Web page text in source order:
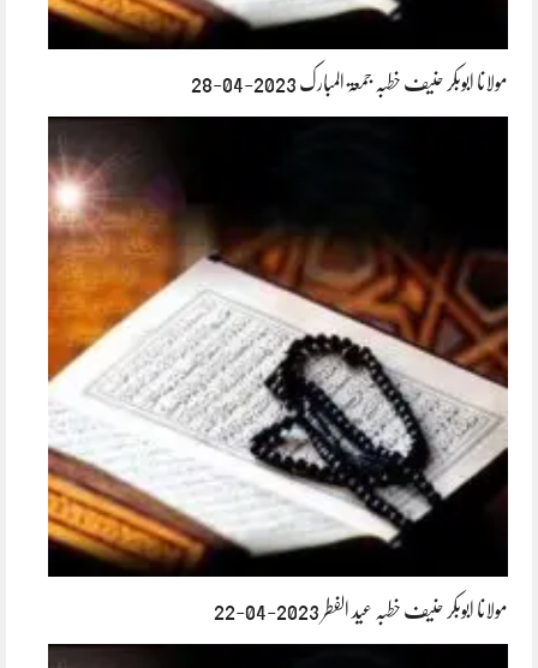
مولانا ابوبکر حنیف خطبہ جمعۃ المبارک 2023-04-28
مولانا ابوبکر حنیف خطبہ عید الفطر 2023-04-22